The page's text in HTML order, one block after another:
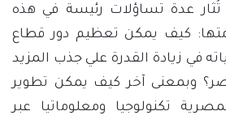
تُثار عدة تساؤلات رئيسة في هذه
كيف يمكن تعظيم دور قطاع
في زيادة القدرة علي جذب المزيد
وبمعنى آخر كيف يمكن تطوير
تكنولوجيا ومعلوماتيا عبر